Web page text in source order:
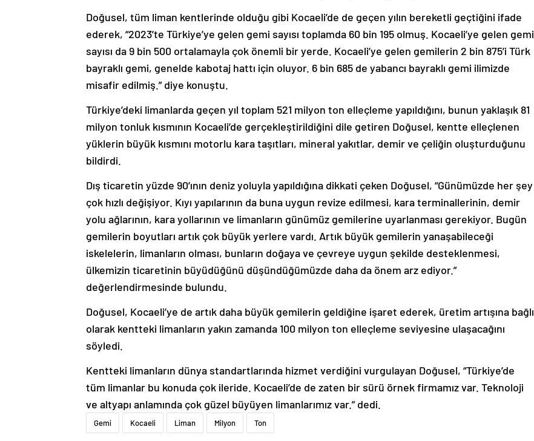
Doğusel, tüm liman kentlerinde olduğu gibi Kocaeli’de de geçen yılın bereketli geçtiğini ifade
ederek, “2023’te Türkiye’ye gelen gemi sayısı toplamda 60 bin 195 olmuş. Kocaeli’ye gelen gemi
sayısı da 9 bin 500 ortalamayla çok önemli bir yerde. Kocaeli’ye gelen gemilerin 2 bin 875’i Türk
bayraklı gemi, genelde kabotaj hattı için oluyor. 6 bin 685 de yabancı bayraklı gemi ilimizde
misafir edilmiş.” diye konuştu.
Türkiye’deki limanlarda geçen yıl toplam 521 milyon ton elleçleme yapıldığını, bunun yaklaşık 81
milyon tonluk kısmının Kocaeli’de gerçekleştirildiğini dile getiren Doğusel, kentte elleçlenen
yüklerin büyük kısmını motorlu kara taşıtları, mineral yakıtlar, demir ve çeliğin oluşturduğunu
bildirdi.
Dış ticaretin yüzde 90’ının deniz yoluyla yapıldığına dikkati çeken Doğusel, “Günümüzde her şey
çok hızlı değişiyor. Kıyı yapılarının da buna uygun revize edilmesi, kara terminallerinin, demir
yolu ağlarının, kara yollarının ve limanların günümüz gemilerine uyarlanması gerekiyor. Bugün
gemilerin boyutları artık çok büyük yerlere vardı. Artık büyük gemilerin yanaşabileceği
iskelelerin, limanların olması, bunların doğaya ve çevreye uygun şekilde desteklenmesi,
ülkemizin ticaretinin büyüdüğünü düşündüğümüzde daha da önem arz ediyor.”
değerlendirmesinde bulundu.
Doğusel, Kocaeli’ye de artık daha büyük gemilerin geldiğine işaret ederek, üretim artışına bağlı
olarak kentteki limanların yakın zamanda 100 milyon ton elleçleme seviyesine ulaşacağını
söyledi.
Kentteki limanların dünya standartlarında hizmet verdiğini vurgulayan Doğusel, “Türkiye’de
tüm limanlar bu konuda çok ileride. Kocaeli’de de zaten bir sürü örnek firmamız var. Teknoloji
ve altyapı anlamında çok güzel büyüyen limanlarımız var.” dedi.
Gemi Kocaeli Liman Milyon Ton